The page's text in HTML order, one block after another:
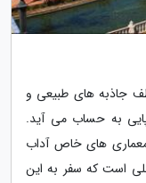
جاذبه های طبیعی و
به حساب می آید.
های خاص آداب
است که سفر به این